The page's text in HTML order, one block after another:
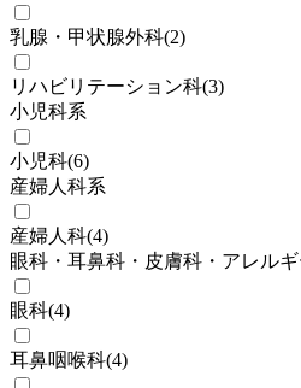
乳腺・甲状腺外科(2)
リハビリテーション科(3)
小児科系
小児科(6)
産婦人科系
産婦人科(4)
眼科・耳鼻科・皮膚科・アレル
眼科(4)
耳鼻咽喉科(4)